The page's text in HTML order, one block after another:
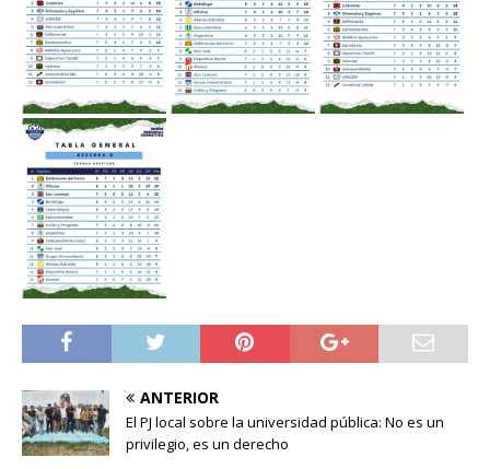
ANTERIOR
El PJ local sobre la universidad pública: No es un
privilegio, es un derecho